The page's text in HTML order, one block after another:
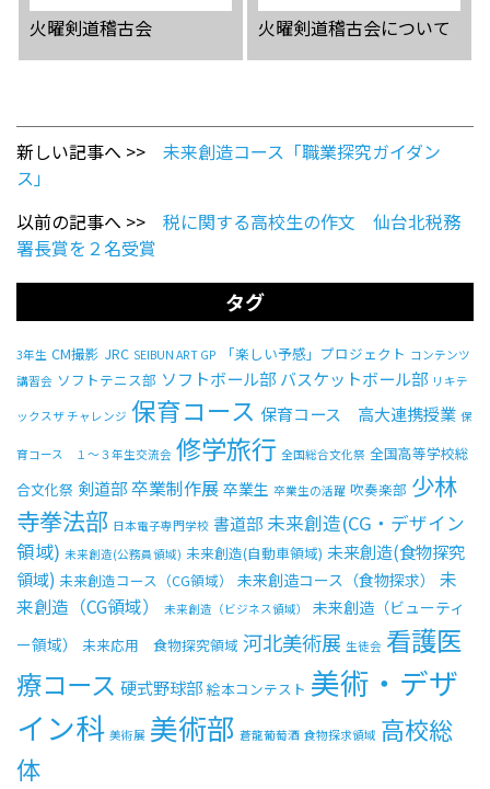
火曜剣道稽古会 火曜剣道稽古会について
新しい記事へ >> 未来創造コース「職業探究ガイダン
ス」
以前の記事へ >> 税に関する高校生の作文 仙台北税務
署長賞を２名受賞
タグ
3年生 CM撮影 JRC SEIBUN ART GP 「楽しい予感」プロジェクト コンテンツ
講習会 ソフトテニス部 ソフトボール部 バスケットボール部 リキテ
ックスザ チャレンジ 保育コース 保育コース 高大連携授業 保
育コース １～３年生交流会 修学旅行 全国総合文化祭 全国高等学校総
合文化祭 剣道部卒業制作展 卒業生 卒業生の活躍 吹奏楽部 少林
寺拳法部 日本電子専門学校 書道部 未来創造(CG・デザイン
領域) 未来創造(公務員領域) 未来創造(自動車領域) 未来創造(食物探究
領域) 未来創造コース（CG領域） 未来創造コース（食物探求）
未
来創造（CG領域）
未来創造（ビジネス領域）
未来創造（ビューティ
ー領域）
未来応用 食物探究領域 河北美術展 生徒会 看護医
療コース 硬式野球部 絵本コンテスト 美術・デザ
イン科 美術展 美術部 蒼龍葡萄酒 食物探求領域 高校総
体